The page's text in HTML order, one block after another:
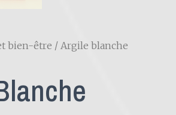
bien-être / Argile blanche